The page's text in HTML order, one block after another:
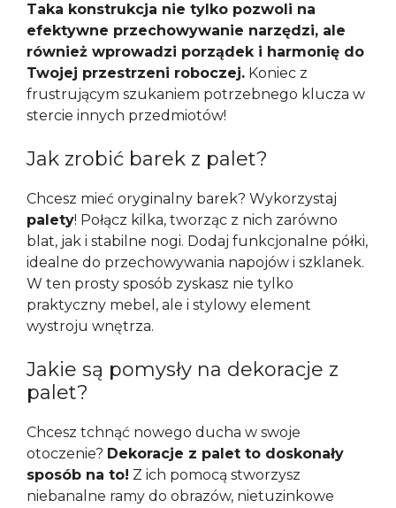
Taka konstrukcja nie tylko pozwoli na
efektywne przechowywanie narzędzi, ale
również wprowadzi porządek i harmonię do
Twojej przestrzeni roboczej. Koniec z
frustrującym szukaniem potrzebnego klucza w
stercie innych przedmiotów!
Jak zrobić barek z palet?
Chcesz mieć oryginalny barek? Wykorzystaj
palety! Połącz kilka, tworząc z nich zarówno
blat, jak i stabilne nogi. Dodaj funkcjonalne półki,
idealne do przechowywania napojów i szklanek.
W ten prosty sposób zyskasz nie tylko
praktyczny mebel, ale i stylowy element
wystroju wnętrza.
Jakie są pomysły na dekoracje z
palet?
Chcesz tchnąć nowego ducha w swoje
otoczenie? Dekoracje z palet to doskonały
sposób na to! Z ich pomocą stworzysz
niebanalne ramy do obrazów, nietuzinkowe